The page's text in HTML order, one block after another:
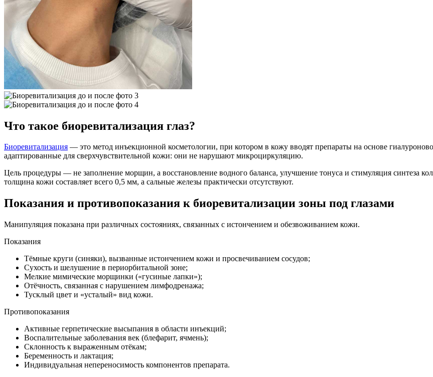
Что такое биоревитализация глаз?
Биоревитализация — это метод инъекционной косметологии, при котором в кожу вводят препараты на основе
адаптированные для сверхчувствительной кожи: они не нарушают микроциркуляцию.
Цель процедуры — не заполнение морщин, а восстановление водного баланса, улучшение тонуса и стимуляция синтеза
толщина кожи составляет всего 0,5 мм, а сальные железы практически отсутствуют.
Показания и противопоказания к биоревитализации зоны под глазами
Манипуляция показана при различных состояниях, связанных с истончением и обезвоживанием кожи.
Показания
Тёмные круги (синяки), вызванные истончением кожи и просвечиванием сосудов;
Сухость и шелушение в периорбитальной зоне;
Мелкие мимические морщинки («гусиные лапки»);
Отёчность, связанная с нарушением лимфодренажа;
Тусклый цвет и «усталый» вид кожи.
Противопоказания
Активные герпетические высыпания в области инъекций;
Воспалительные заболевания век (блефарит, ячмень);
Склонность к выраженным отёкам;
Беременность и лактация;
Индивидуальная непереносимость компонентов препарата.